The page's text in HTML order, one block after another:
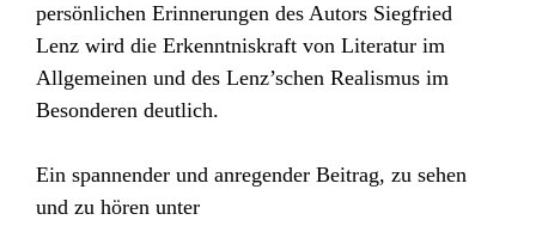
persönlichen Erinnerungen des Autors Siegfried
Lenz wird die Erkenntniskraft von Literatur im
Allgemeinen und des Lenz’schen Realismus im
Besonderen deutlich.
Ein spannender und anregender Beitrag, zu sehen
und zu hören unter